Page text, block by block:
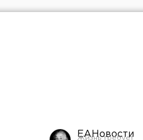
ЕАНовости